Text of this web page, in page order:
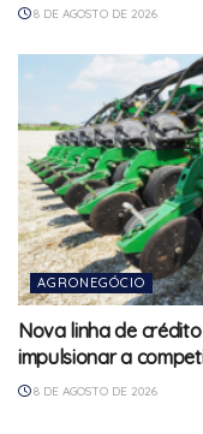
8 DE AGOSTO DE 2026
AGRONEGÓCIO
Nova linha de
impulsionar a
8 DE AGOSTO DE 2026